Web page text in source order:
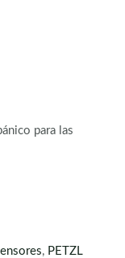
para las
, PETZL